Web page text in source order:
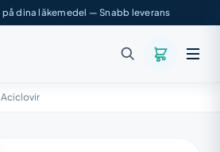
på dina läkemedel — Snabb leverans
Aciclovir